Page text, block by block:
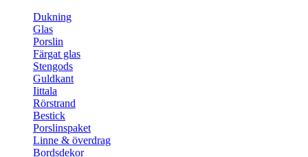
Dukning
Glas
Porslin
Färgat glas
Stengods
Guldkant
Iittala
Rörstrand
Bestick
Porslinspaket
Linne & överdrag
Bordsdekor